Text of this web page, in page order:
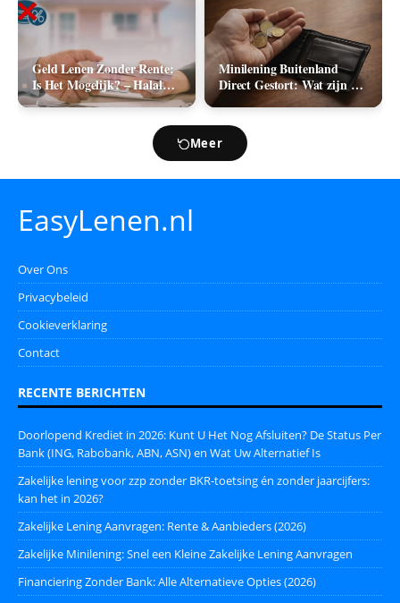
Geld Lenen Zonder Rente:
Is Het Mogelijk? – Halal
Geld Lenen
Minilening Buitenland
Direct Gestort: Wat zijn de
Mogelijkheden in 2026?
Meer
EasyLenen.nl
Over Ons
Privacybeleid
Cookieverklaring
Contact
RECENTE BERICHTEN
Doorlopend Krediet in 2026: Kunt U Het Nog Afsluiten? De Status Per
Bank (ING, Rabobank, ABN, ASN) en Wat Uw Alternatief Is
Zakelijke lening voor zzp zonder BKR-toetsing én zonder jaarcijfers:
kan het in 2026?
Zakelijke Lening Aanvragen: Rente & Aanbieders (2026)
Zakelijke Minilening: Snel een Kleine Zakelijke Lening Aanvragen
Financiering Zonder Bank: Alle Alternatieve Opties (2026)